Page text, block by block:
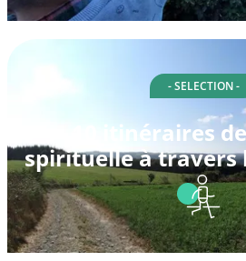
- SELECTION -
10 itinéraires
spirituelle à travers